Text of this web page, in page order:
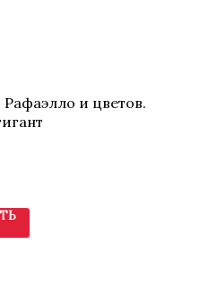
Рафаэлло и цветов.